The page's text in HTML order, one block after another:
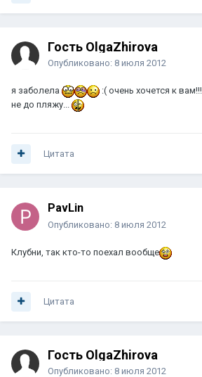
Гость OlgaZhirova
Опубликовано: 8 июля 2012
я заболела
:( очень хочется к
не до пляжу...
Цитата
PavLin
Опубликовано: 8 июля 2012
Клубни, так кто-то поехал вообще
Цитата
Гость OlgaZhirova
Опубликовано: 8 июля 2012